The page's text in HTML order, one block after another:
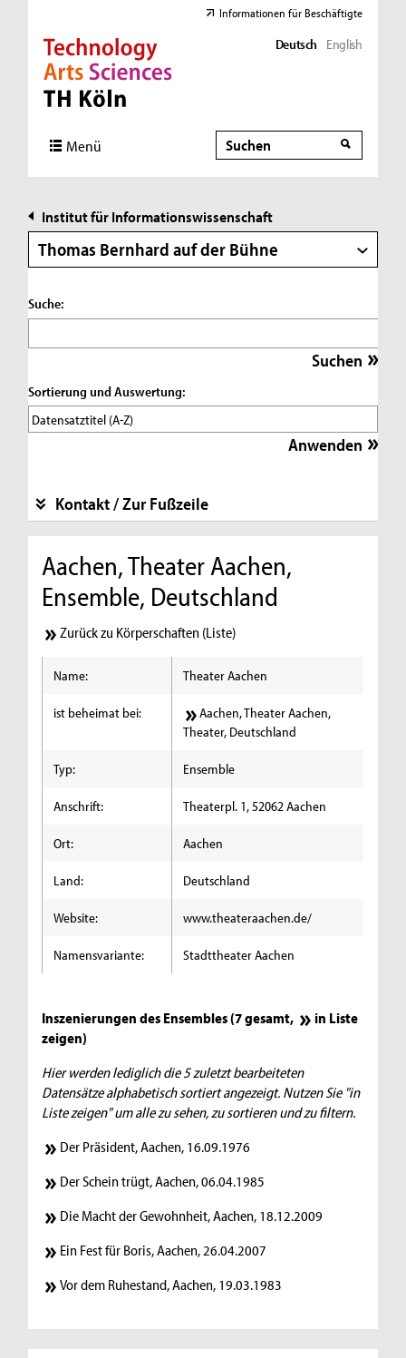
Direkt zur Hauptnavigation
Direkt zur Subnavigation
Direkt zum Inhalt
Direkt zum Fußbereich
Informationen für Beschäftigte
Deutsch English
Menü Suche
Suche
Institut für Informationswissenschaft
Thomas Bernhard auf der Bühne
Suche:
Sortierung und Auswertung:
Kontakt / Zur Fußzeile
Aachen, Theater Aachen,
Ensemble, Deutschland
Zurück zu Körperschaften (Liste)
Name: Theater Aachen
ist beheimat bei:
Aachen, Theater Aachen,
Theater, Deutschland
Typ: Ensemble
Anschrift: Theaterpl. 1, 52062 Aachen
Ort: Aachen
Land: Deutschland
Website: www.theateraachen.de/
Namensvariante: Stadttheater Aachen
Inszenierungen des Ensembles (7 gesamt,
in Liste
zeigen)
Hier werden lediglich die 5 zuletzt bearbeiteten
Datensätze alphabetisch sortiert angezeigt. Nutzen Sie "in
Liste zeigen" um alle zu sehen, zu sortieren und zu filtern.
Der Präsident, Aachen, 16.09.1976
Der Schein trügt, Aachen, 06.04.1985
Die Macht der Gewohnheit, Aachen, 18.12.2009
Ein Fest für Boris, Aachen, 26.04.2007
Vor dem Ruhestand, Aachen, 19.03.1983